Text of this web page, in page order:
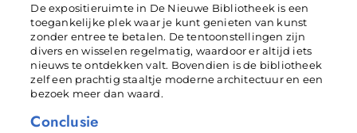
De expositieruimte in De Nieuwe Bibliotheek is een
toegankelijke plek waar je kunt genieten van kunst
zonder entree te betalen. De tentoonstellingen zijn
divers en wisselen regelmatig, waardoor er altijd iets
nieuws te ontdekken valt. Bovendien is de bibliotheek
zelf een prachtig staaltje moderne architectuur en een
bezoek meer dan waard.
Conclusie